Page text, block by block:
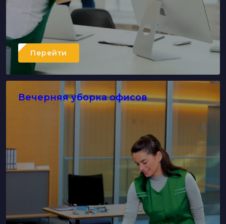
Перейти
Вечерняя уборка офисов